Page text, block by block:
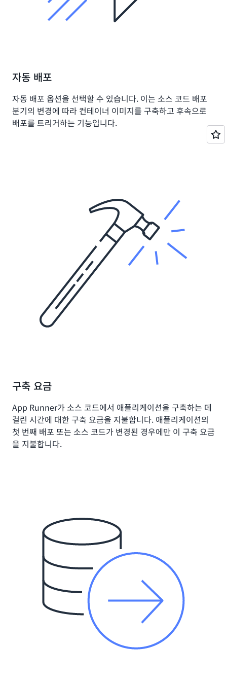
자동 배포
자동 배포 옵션을 선택할 수 있습니다. 이는 소스 코드 배포
분기의 변경에 따라 컨테이너 이미지를 구축하고 후속으로
배포를 트리거하는 기능입니다.
구축 요금
App Runner가 소스 코드에서 애플리케이션을 구축하는 데
걸린 시간에 대한 구축 요금을 지불합니다. 애플리케이션의
첫 번째 배포 또는 소스 코드가 변경된 경우에만 이 구축 요금
을 지불합니다.